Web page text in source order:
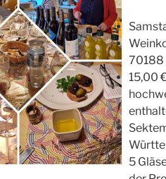
15,00
5